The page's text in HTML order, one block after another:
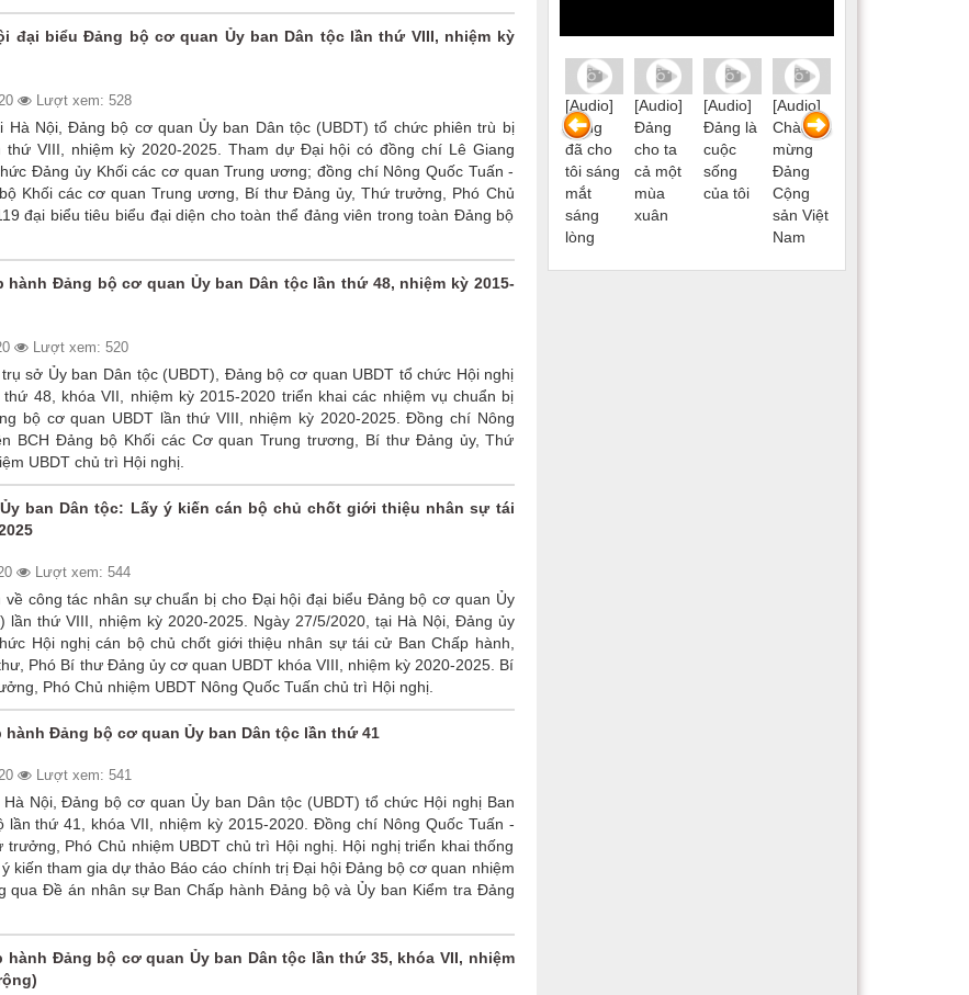
đại biểu Đảng bộ cơ quan Ủy ban Dân tộc lần thứ VIII, nhiệm kỳ
Lượt xem: 528
Hà Nội, Đảng bộ cơ quan Ủy ban Dân tộc (UBDT) tổ chức phiên trù bị
VIII, nhiệm kỳ 2020-2025. Tham dự Đại hội có đồng chí Lê Giang
Đảng ủy Khối các cơ quan Trung ương; đồng chí Nông Quốc Tuấn -
Khối các cơ quan Trung ương, Bí thư Đảng ủy, Thứ trưởng, Phó Chủ
đại biểu tiêu biểu đại diện cho toàn thể đảng viên trong toàn Đảng bộ
hành Đảng bộ cơ quan Ủy ban Dân tộc lần thứ 48, nhiệm kỳ 2015-
Lượt xem: 520
sở Ủy ban Dân tộc (UBDT), Đảng bộ cơ quan UBDT tổ chức Hội nghị
48, khóa VII, nhiệm kỳ 2015-2020 triển khai các nhiệm vụ chuẩn bị
bộ cơ quan UBDT lần thứ VIII, nhiệm kỳ 2020-2025. Đồng chí Nông
BCH Đảng bộ Khối các Cơ quan Trung trương, Bí thư Đảng ủy, Thứ
UBDT chủ trì Hội nghị.
ban Dân tộc: Lấy ý kiến cán bộ chủ chốt giới thiệu nhân sự tái
Lượt xem: 544
về công tác nhân sự chuẩn bị cho Đại hội đại biểu Đảng bộ cơ quan Ủy
lần thứ VIII, nhiệm kỳ 2020-2025. Ngày 27/5/2020, tại Hà Nội, Đảng ủy
Hội nghị cán bộ chủ chốt giới thiệu nhân sự tái cử Ban Chấp hành,
Phó Bí thư Đảng ủy cơ quan UBDT khóa VIII, nhiệm kỳ 2020-2025. Bí
Phó Chủ nhiệm UBDT Nông Quốc Tuấn chủ trì Hội nghị.
hành Đảng bộ cơ quan Ủy ban Dân tộc lần thứ 41
Lượt xem: 541
Hà Nội, Đảng bộ cơ quan Ủy ban Dân tộc (UBDT) tổ chức Hội nghị Ban
lần thứ 41, khóa VII, nhiệm kỳ 2015-2020. Đồng chí Nông Quốc Tuấn -
Phó Chủ nhiệm UBDT chủ trì Hội nghị. Hội nghị triển khai thống
kiến tham gia dự thảo Báo cáo chính trị Đại hội Đảng bộ cơ quan nhiệm
qua Đề án nhân sự Ban Chấp hành Đảng bộ và Ủy ban Kiểm tra Đảng
hành Đảng bộ cơ quan Ủy ban Dân tộc lần thứ 35, khóa VII, nhiệm
Đảng
cho ta
cả một
mùa
xuân
Đảng là
cuộc
sống
của tôi
Chào
mừng
Đảng
Cộng
sản Việt
Lá cờ
Đảng
[Audio]
Đảng
đã cho
tôi sáng
mắt
sáng
lòng
[Audio]
Đảng
cho ta
cả một
mùa
xuân
[Audio]
Đảng là
cuộc
sống
của tôi
[Audio]
Chào
mừng
Đảng
Cộng
sản Việt
Nam